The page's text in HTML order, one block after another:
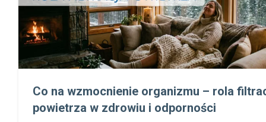
Co na wzmocnienie organizmu – rola
powietrza w zdrowiu i odporności